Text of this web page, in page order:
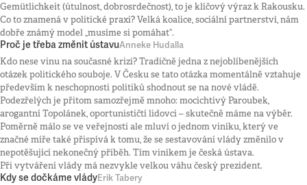
Gemütlichkeit (útulnost, dobrosrdečnost), to je klíčový výraz k Rakousku.
Co to znamená v politické praxi? Velká koalice, sociální partnerství, nám
dobře známý model „musíme si pomáhat“.
Proč je třeba změnit ústavuAnneke Hudalla
Kdo nese vinu na současné krizi? Tradičně jedna z nejoblíbenějších
otázek politického souboje. V Česku se tato otázka momentálně vztahuje
především k neschopnosti politiků shodnout se na nové vládě.
Podezřelých je přitom samozřejmě mnoho: mocichtivý Paroubek,
arogantní Topolánek, oportunističtí lidovci – skutečně máme na výběr.
Poměrně málo se ve veřejnosti ale mluví o jednom viníku, který ve
značné míře také přispívá k tomu, že se sestavování vlády změnilo v
nepotěšující nekonečný příběh. Tím viníkem je česká ústava.
Při vytváření vlády má nezvykle velkou váhu český prezident.
Kdy se dočkáme vládyErik Tabery